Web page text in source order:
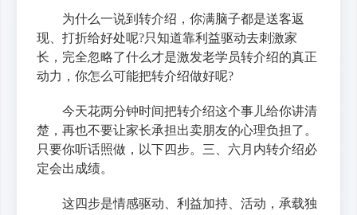
为什么一说到转介绍，你满脑子都是送客返
现、打折给好处呢?只知道靠利益驱动去刺激家
长，完全忽略了什么才是激发老学员转介绍的真正
动力，你怎么可能把转介绍做好呢?
今天花两分钟时间把转介绍这个事儿给你讲清
楚，再也不要让家长承担出卖朋友的心理负担了。
只要你听话照做，以下四步。三、六月内转介绍必
定会出成绩。
这四步是情感驱动、利益加持、活动，承载独